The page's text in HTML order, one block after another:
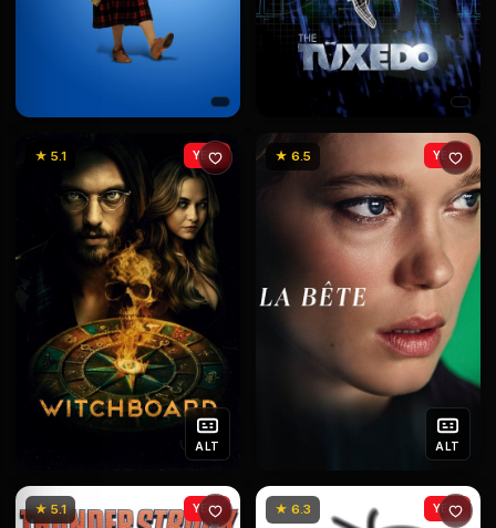
★ 5.1
ALT
YENİ ★ 6.5
ALT
YENİ
★ 5.1 YENİ ★ 6.3 YENİ